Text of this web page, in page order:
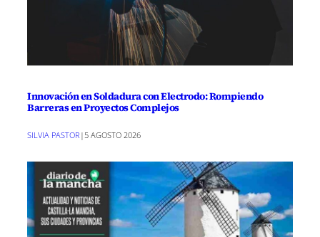
Innovación en Soldadura con Electrodo: Rompiendo
Barreras en Proyectos Complejos
SILVIA PASTOR |5 AGOSTO 2026